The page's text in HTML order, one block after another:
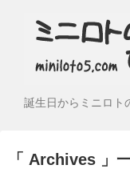
誕生日からミニロト
Archives